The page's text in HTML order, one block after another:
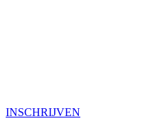
INSCHRIJVEN